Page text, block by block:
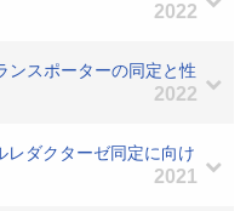
2022
ンスポーターの同定と性
2022
レダクターゼ同定に向け
2021